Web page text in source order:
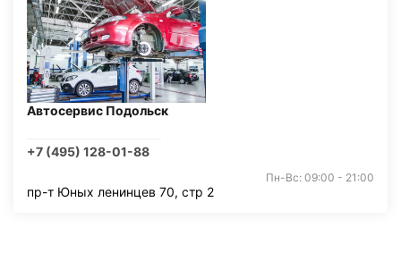
Автосервис Подольск
+7 (495) 128-01-88
Пн-Вс: 09:00 - 21:00
пр-т Юных ленинцев 70, стр 2